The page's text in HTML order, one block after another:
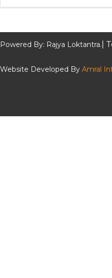
Powered By: Rajya Loktantra. |
Website Developed By Amral